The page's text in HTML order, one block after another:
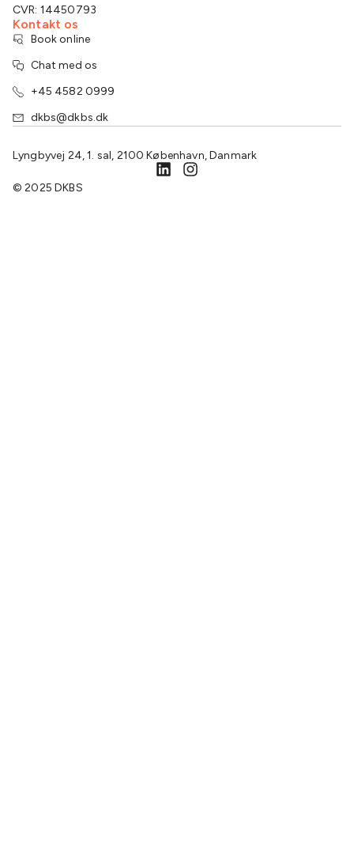
CVR: 14450793
Kontakt os
Book online
Chat med os
+45 4582 0999
dkbs@dkbs.dk
Lyngbyvej 24, 1. sal, 2100 København, Danmark
© 2025 DKBS